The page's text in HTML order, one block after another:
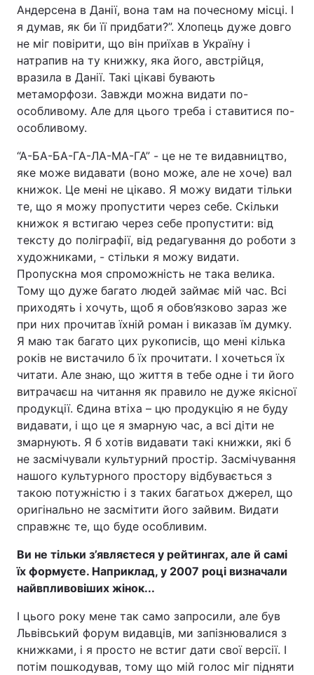
Андерсена в Данії, вона там на почесному місці. І
я думав, як би її придбати?”. Хлопець дуже довго
не міг повірити, що він приїхав в Україну і
натрапив на ту книжку, яка його, австрійця,
вразила в Данії. Такі цікаві бувають
метаморфози. Завжди можна видати по-
особливому. Але для цього треба і ставитися по-
особливому.
“А-БА-БА-ГА-ЛА-МА-ГА” - це не те видавництво,
яке може видавати (воно може, але не хоче) вал
книжок. Це мені не цікаво. Я можу видати тільки
те, що я можу пропустити через себе. Скільки
книжок я встигаю через себе пропустити: від
тексту до поліграфії, від редагування до роботи з
художниками, - стільки я можу видати.
Пропускна моя спроможність не така велика.
Тому що дуже багато людей займає мій час. Всі
приходять і хочуть, щоб я обов’язково зараз же
при них прочитав їхній роман і виказав їм думку.
Я маю так багато цих рукописів, що мені кілька
років не вистачило б їх прочитати. І хочеться їх
читати. Але знаю, що життя в тебе одне і ти його
витрачаєш на читання як правило не дуже якісної
продукції. Єдина втіха – цю продукцію я не буду
видавати, і що це я змарную час, а всі діти не
змарнують. Я б хотів видавати такі книжки, які б
не засмічували культурний простір. Засмічування
нашого культурного простору відбувається з
такою потужністю і з таких багатьох джерел, що
оригінально не засмітити його зайвим. Видати
справжнє те, що буде особливим.
Ви не тільки з’являєтеся у рейтингах, але й самі
їх формуєте. Наприклад, у 2007 році визначали
найвпливовіших жінок...
І цього року мене так само запросили, але був
Львівський форум видавців, ми запізнювалися з
книжками, і я просто не встиг дати свої версії. І
потім пошкодував, тому що мій голос міг підняти